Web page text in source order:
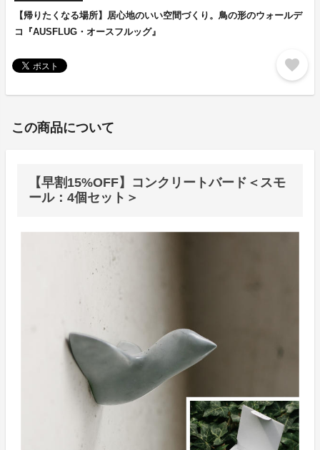
【帰りたくなる場所】居心地のいい空間づくり。鳥の形のウォールデ
コ『AUSFLUG・オースフルッグ』
favorite
この商品について
【早割15%OFF】コンクリートバード＜スモ
ール：4個セット＞